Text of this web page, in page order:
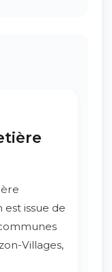
est issue de
Villages,